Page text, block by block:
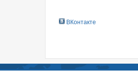
ВКонтакте